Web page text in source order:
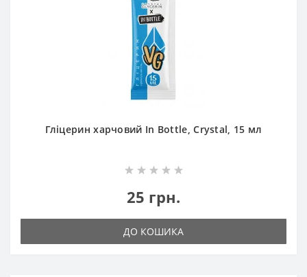
Гліцерин харчовий In Bottle, Crystal, 15 мл
25 грн.
ДО КОШИКА